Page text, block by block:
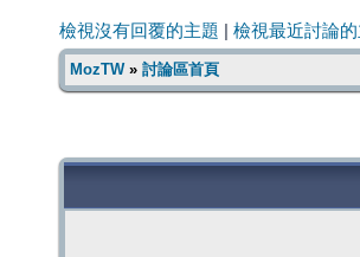
檢視沒有回覆的主題 檢視最近討論的
MozTW» 討論區首頁